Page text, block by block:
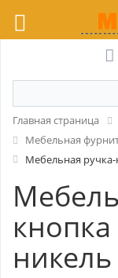
Главная страница
Мебельная
Мебельная